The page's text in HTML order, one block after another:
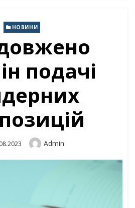
НОВИНИ
подачі
Author
Admin